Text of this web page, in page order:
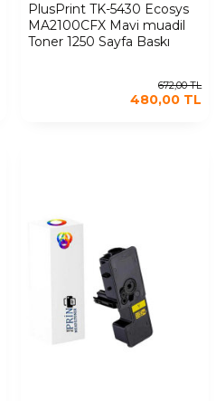
PlusPrint TK-5430 Ecosys
MA2100CFX Mavi muadil
Toner 1250 Sayfa Baskı
672,00TL
480,00 TL